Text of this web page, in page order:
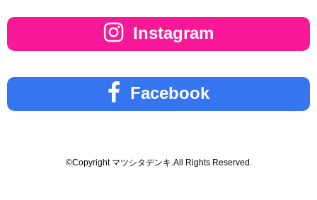
Instagram
Facebook
©Copyright マツシタデンキ.All Rights Reserved.